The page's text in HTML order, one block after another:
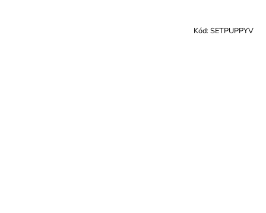
Kód: SETPUPPYV